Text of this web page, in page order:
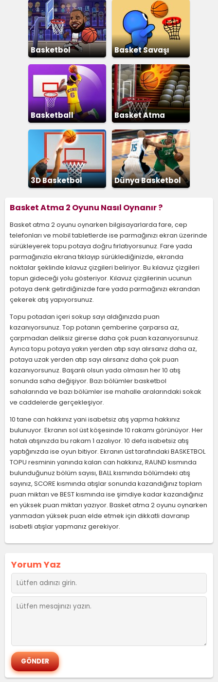
Basketbol
Yıldızları
Basket Savaşı
Basketball
Superstars
Basket Atma
3D Basketbol
Dünya Basketbol
Basket Atma 2 Oyunu Nasıl Oynanır ?
Basket atma 2 oyunu oynarken bilgisayarlarda fare, cep
telefonları ve mobil tabletlerde ise parmağınızı ekran üzerinde
sürükleyerek topu potaya doğru fırlatıyorsunuz. Fare yada
parmağınızla ekrana tıklayıp sürüklediğinizde, ekranda
noktalar şeklinde kılavuz çizgileri beliriyor. Bu kılavuz çizgileri
topun gideceği yolu gösteriyor. Kılavuz çizgilerinin ucunun
potaya denk getirdiğinizde fare yada parmağınızı ekrandan
çekerek atış yapıyorsunuz.
Topu potadan içeri sokup sayı aldığınızda puan
kazanıyorsunuz. Top potanın çemberine çarparsa az,
çarpmadan deliksiz girerse daha çok puan kazanıyorsunuz.
Ayrıca topu potaya yakın yerden atıp sayı alırsanız daha az,
potaya uzak yerden atıp sayı alırsanız daha çok puan
kazanıyorsunuz. Başarılı olsun yada olmasın her 10 atış
sonunda saha değişiyor. Bazı bölümler basketbol
sahalarında ve bazı bölümler ise mahalle aralarındaki sokak
ve caddelerde gerçekleşiyor.
10 tane can hakkınız yani isabetsiz atış yapma hakkınız
bulunuyor. Ekranın sol üst köşesinde 10 rakamı görünüyor. Her
hatalı atışınızda bu rakam 1 azalıyor. 10 defa isabetsiz atış
yaptığınızda ise oyun bitiyor. Ekranın üst tarafındaki BASKETBOL
TOPU resminin yanında kalan can hakkınız, RAUND kısmında
bulunduğunuz bölüm sayısı, BALL kısmında bölümdeki atış
sayınız, SCORE kısmında atışlar sonunda kazandığınız toplam
puan miktarı ve BEST kısmında ise şimdiye kadar kazandığınız
en yüksek puan miktarı yazıyor. Basket atma 2 oyunu oynarken
yanmadan yüksek puan elde etmek için dikkatli davranıp
isabetli atışlar yapmanız gerekiyor.
Yorum Yaz